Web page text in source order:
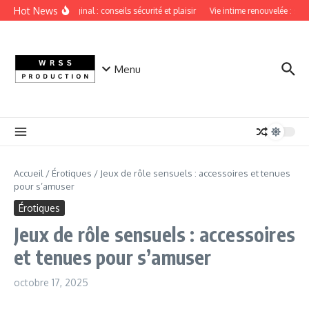
Aller au contenu
Hot News
Sextoy vaginal : conseils sécurité et plaisir Vie intime renouvelée :
Menu
Accueil / Érotiques / Jeux de rôle sensuels : accessoires et tenues
pour s’amuser
Érotiques
Jeux de rôle sensuels : accessoires
et tenues pour s’amuser
octobre 17, 2025